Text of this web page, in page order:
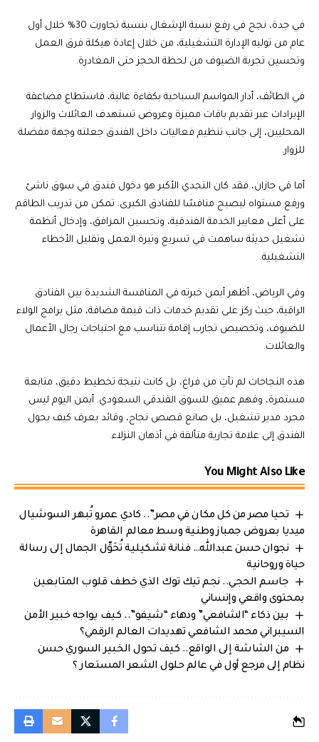
في جدة، نجح في رفع نسبة الإشغال بنسبة تجاوزت 30% خلال أول
عام من توليه الإدارة التشغيلية، من خلال إعادة هيكلة فرق العمل
وتحسين تجربة الضيوف من لحظة الحجز حتى المغادرة.
في الطائف، أدار المواسم السياحية بكفاءة عالية، فاستطاع مضاعفة
الإيرادات عبر تقديم باقات مميزة وعروض تستهدف العائلات والزوار
المحليين، إلى جانب تنظيم فعاليات داخل الفندق جعلته وجهة مفضلة
للزوار.
أما في جازان، فقد كان التحدي الأكبر هو دخول فندق في سوق ناشئ
ورفع مستواه ليصبح منافسًا للفنادق الكبرى. تمكن من تدريب الطاقم
على أعلى معايير الخدمة الفندقية، وتحسين المرافق، وإدخال أنظمة
تشغيل حديثة ساهمت في تسريع وتيرة العمل وتقليل الأخطاء
التشغيلية.
وفي الرياض، أظهر أيمن خبرته في المنافسة الشديدة بين الفنادق
الراقية، حيث ركز على تقديم خدمات ذات قيمة مضافة، مثل برامج الولاء
للضيوف، وتخصيص تجارب إقامة تتناسب مع احتياجات رجال الأعمال
والعائلات.
هذه النجاحات لم تأتِ من فراغ، بل كانت نتيجة تخطيط دقيق، متابعة
مستمرة، وفهم عميق للسوق الفندقي السعودي. أيمن اليوم ليس
مجرد مدير تشغيل، بل صانع قصص نجاح، وقائد يعرف كيف يحول
الفندق إلى علامة تجارية متألقة في أذهان النزلاء.
You Might Also Like
تحيا مصر من كل مكان في مصر”.. كادي عمرو تُبهر السوشيال
ميديا بعروض جمباز وطنية وسط معالم القاهرة
نجوان حسن عبدالله… فنانة تشكيلية تُحَوِّل الجمال إلى رسالة
حياة وروحانية
جاسم الحجي.. نجم تيك توك الذي خطف قلوب المتابعين
بمحتوى واقعي وإنساني
بين ذكاء “الشافعي” ودهاء “شيفو”.. كيف يواجه خبير الأمن
السيبراني محمد الشافعي تهديدات العالم الرقمي؟
من الشاشة إلى الواقع.. كيف تحول الخبير السوري حسن
نظام إلى مرجع أول في عالم حلول الشعر المستعار ؟